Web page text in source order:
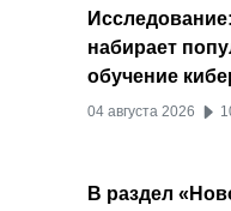
набирает
обучение
04 августа 2026
В раздел